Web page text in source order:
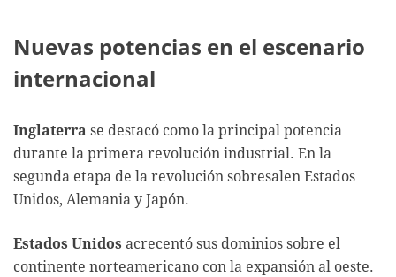
Nuevas potencias en el escenario
internacional
Inglaterra se destacó como la principal potencia
durante la primera revolución industrial. En la
segunda etapa de la revolución sobresalen Estados
Unidos, Alemania y Japón.
Estados Unidos acrecentó sus dominios sobre el
continente norteamericano con la expansión al oeste.